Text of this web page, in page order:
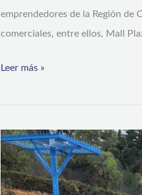
emprendedores de la Región
comerciales, entre ellos, Mall
Leer más »
Gobierno
impulsa
recuperación